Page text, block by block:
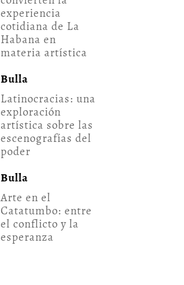
experiencia
cotidiana de La
Habana en
materia artística
Bulla
Latinocracias: una
exploración
artística sobre las
escenografías del
poder
Bulla
Arte en el
Catatumbo: entre
el conflicto y la
esperanza